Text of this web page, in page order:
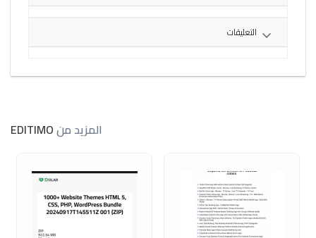
التعليقات
المزيد منEDITIMO